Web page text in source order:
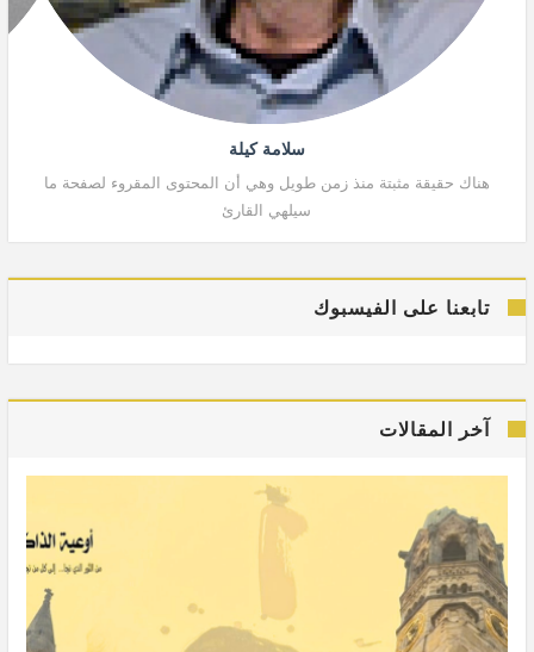
سلامة كيلة
هناك حقيقة مثبتة منذ زمن طويل وهي أن المحتوى المقروء لصفحة ما
سيلهي القارئ
تابعنا على الفيسبوك
آخر المقالات